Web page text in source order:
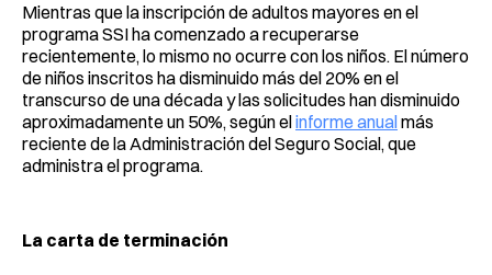
Mientras que la inscripción de adultos mayores en el
programa SSI ha comenzado a recuperarse
recientemente, lo mismo no ocurre con los niños. El número
de niños inscritos ha disminuido más del 20% en el
transcurso de una década y las solicitudes han disminuido
aproximadamente un 50%, según elinforme anualmás
reciente de la Administración del Seguro Social, que
administra el programa.
La carta de terminación